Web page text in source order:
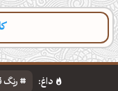
داغ: رنگ